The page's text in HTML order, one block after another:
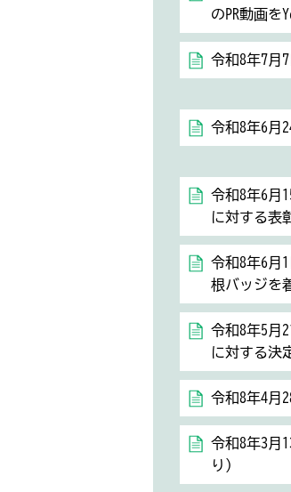
のPR動画を
令和8年7月
令和8年6月
令和8年6月
に対する表
令和8年6月
根バッジを
令和8年5月
に対する決
令和8年4月
令和8年3月
り）